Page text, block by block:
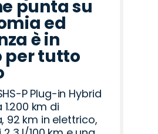
punta su
ed
è in
per tutto
P Plug-in Hybrid
km di
92 km in elettrico,